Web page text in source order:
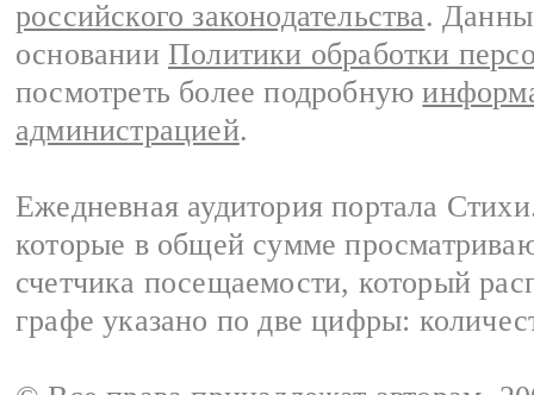
российского законодательства.
основании Политики обработки
посмотреть более подробную
администрацией.
Ежедневная аудитория портала
которые в общей сумме
счетчика посещаемости, который
графе указано по две цифры: